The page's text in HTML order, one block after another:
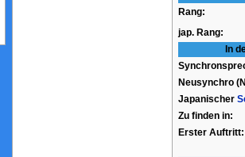
Rang:
jap. Rang:
In
Neusynchro
Japanischer
Zu finden in:
Erster Auftritt: